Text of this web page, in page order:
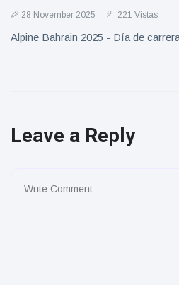
28 November 2025 221 Vistas
Alpine Bahrain 2025 - Día de
Leave a Reply